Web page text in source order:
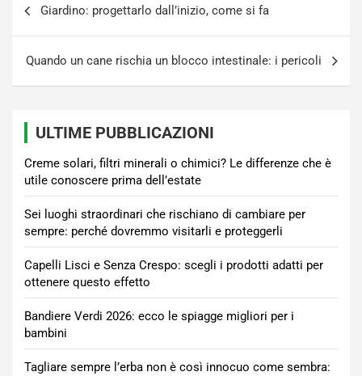
Giardino: progettarlo dall’inizio, come si fa
Quando un cane rischia un blocco intestinale: i pericoli
ULTIME PUBBLICAZIONI
Creme solari, filtri minerali o chimici? Le differenze che è
utile conoscere prima dell’estate
Sei luoghi straordinari che rischiano di cambiare per
sempre: perché dovremmo visitarli e proteggerli
Capelli Lisci e Senza Crespo: scegli i prodotti adatti per
ottenere questo effetto
Bandiere Verdi 2026: ecco le spiagge migliori per i
bambini
Tagliare sempre l’erba non è così innocuo come sembra: